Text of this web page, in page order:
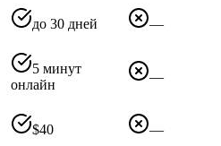
до 30 дней —
5 минут
онлайн
—
$40
—